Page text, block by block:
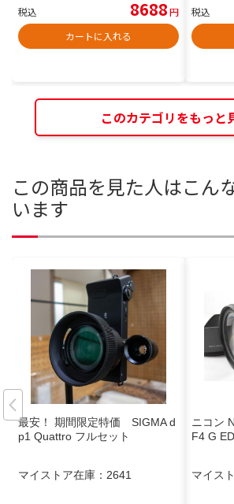
税込 8688円
カートに入れる
税込
このカテゴリをもっと
この商品を見た人はこん
います
最安！ 期間限定特価 SIGMA d
p1 Quattro​​ フルセット
マイストア在庫： 2641
ニコン
F4 G
マイス